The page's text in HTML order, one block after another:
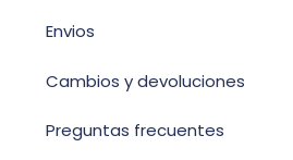
Envios
Cambios y devoluciones
Preguntas frecuentes